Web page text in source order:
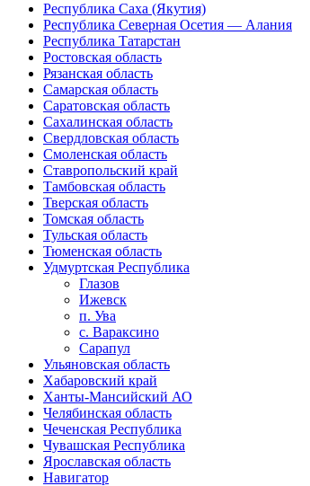
Республика Саха (Якутия)
Республика Северная Осетия — Алания
Республика Татарстан
Ростовская область
Рязанская область
Самарская область
Саратовская область
Сахалинская область
Свердловская область
Смоленская область
Ставропольский край
Тамбовская область
Тверская область
Томская область
Тульская область
Тюменская область
Удмуртская Республика
Глазов
Ижевск
п. Ува
с. Вараксино
Сарапул
Ульяновская область
Хабаровский край
Ханты-Мансийский АО
Челябинская область
Чеченская Республика
Чувашская Республика
Ярославская область
Навигатор